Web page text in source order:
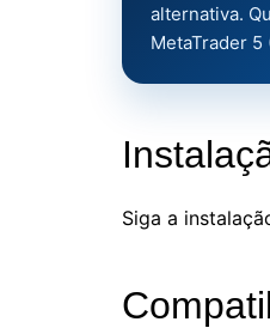
alternativa.
MetaTrader 5
Siga a